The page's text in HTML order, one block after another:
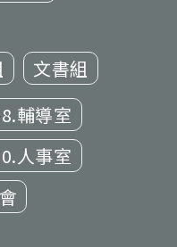
文書組
輔導室
人事室